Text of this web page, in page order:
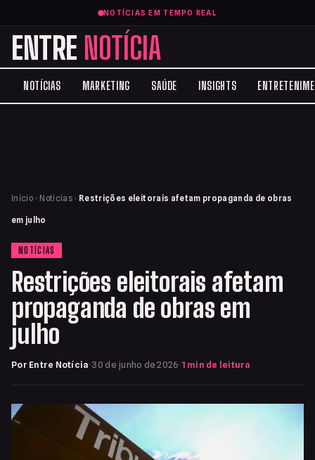
NOTÍCIAS EM TEMPO REAL
ENTRE NOTÍCIA
NOTÍCIAS MARKETING SAÚDE INSIGHTS
Início › Notícias › Restrições eleitorais afetam propaganda de obras
em julho
NOTÍCIAS
Restrições eleitorais afetam
propaganda de obras em
julho
Por Entre Notícia· 30 de junho de 2026· 1 min de leitura